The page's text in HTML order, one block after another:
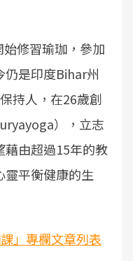
修習瑜珈，參加
仍是印度Bihar州
持人，在26歲創
），立志
藉由超過15年的教
靈平衡健康的生
」專欄文章列表